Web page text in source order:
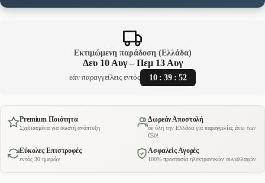
Εκτιμώμενη παράδοση (Ελλάδα)
Δευ 10 Αυγ – Πεμ 13 Αυγ
εάν παραγγείλεις εντός 10 : 39 : 51
Premium Ποιότητα
Σχεδιασμένα για σωστή ανάπτυξη
Δωρεάν Αποστολή
σε όλη την Ελλάδα για παραγγελίες άνω των
€50!
Εύκολες Επιστροφές
εντός 30 ημερών
Ασφαλείς Αγορές
100% προστασία ηλεκτρονικών συναλλαγών